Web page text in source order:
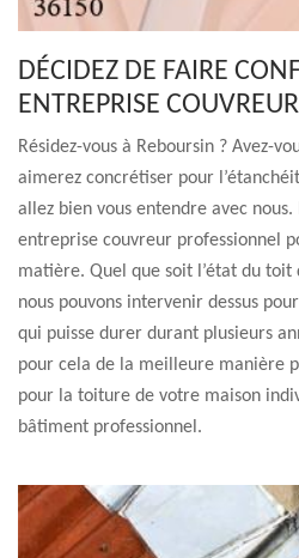
DÉCIDEZ DE FAIRE
ENTREPRISE COUVREUR
Résidez-vous à Reboursin ? Avez-
aimerez concrétiser pour
allez bien vous entendre avec
entreprise couvreur professionnel
matière. Quel que soit l’état du
nous pouvons intervenir dessus
qui puisse durer durant plusieurs
pour cela de la meilleure manière
pour la toiture de votre maison
bâtiment professionnel.